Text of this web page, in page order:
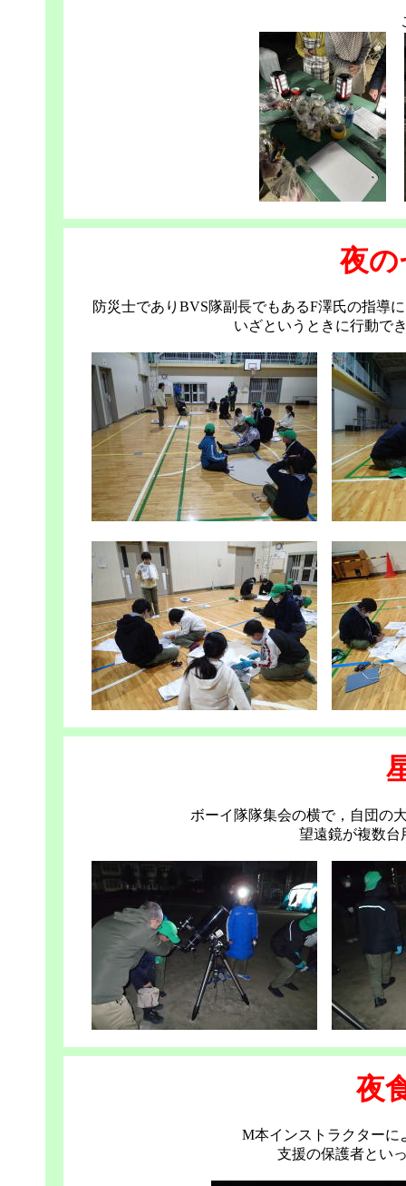
夜
防災士でありBVS隊副長でもあるF澤氏の指導
いざというときに行動で
ボーイ隊隊集会の横で，自団の
望遠鏡が複数台
夜
M本インストラクターに
支援の保護者とい